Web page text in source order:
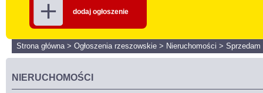
dodaj ogłoszenie
Strona główna> Ogłoszenia rzeszowskie > Nieruchomości > Sprzedam
NIERUCHOMOŚCI